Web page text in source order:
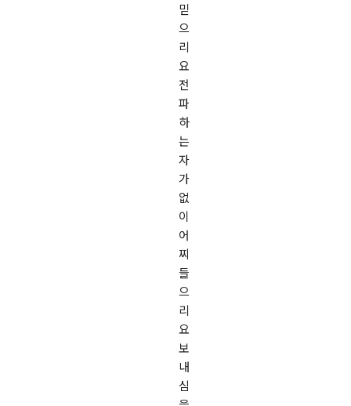
믿
으
리
요
전
파
하
는
자
가
없
이
어
찌
들
으
리
요
보
내
심